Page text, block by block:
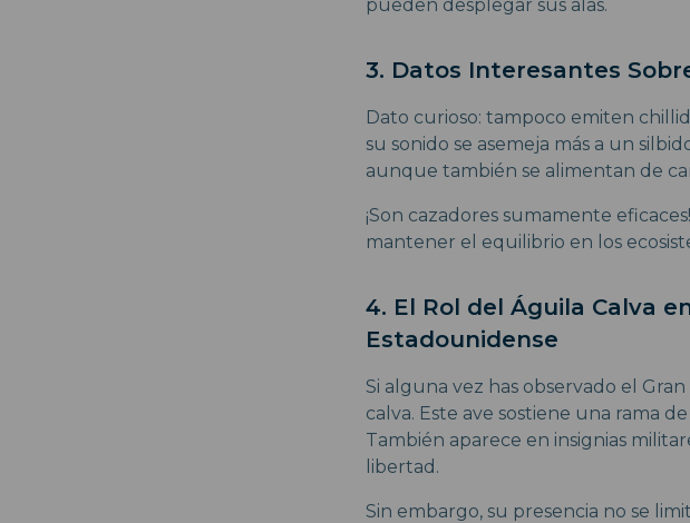
pueden desplegar sus alas.
3. Datos Interesantes
Dato curioso: tampoco emiten
su sonido se asemeja más a un
aunque también se alimentan de
¡Son cazadores sumamente
mantener el equilibrio en los
4. El Rol del Águila Calva
Estadounidense
Si alguna vez has observado el
calva. Este ave sostiene una rama
También aparece en insignias
libertad.
Sin embargo, su presencia no se